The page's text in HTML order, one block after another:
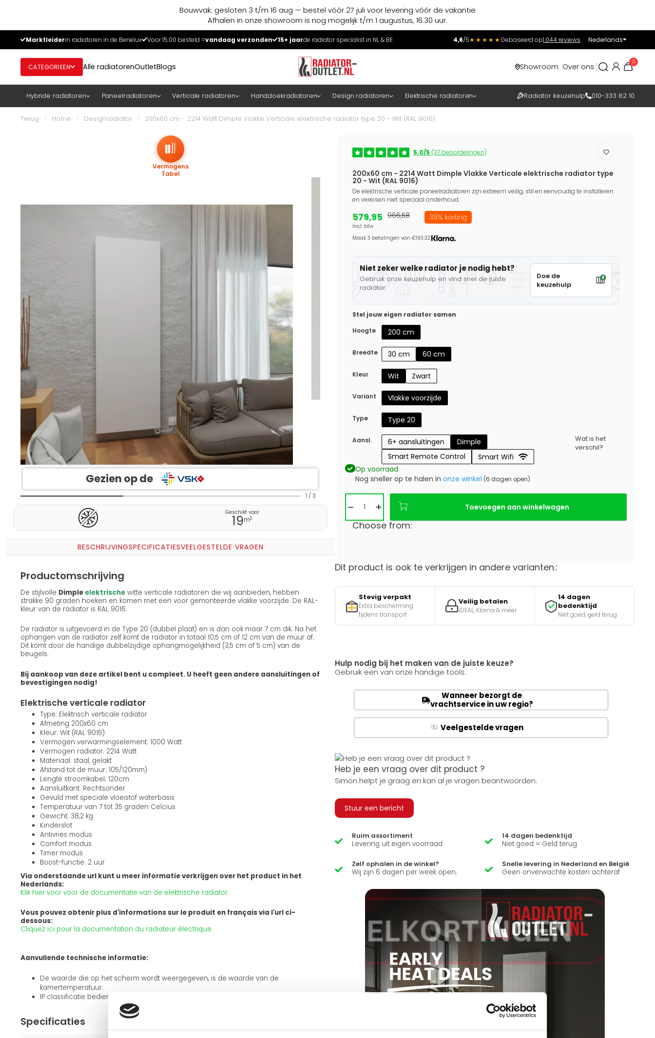
Bouwvak: gesloten 3 t/m 16 aug — bestel vóór 27 juli voor levering vóór de vakantie
Afhalen in onze showroom is nog mogelijk t/m 1 augustus, 16:30 uur.
Marktleiderin radiatoren in de Benelux Voor 15:00 besteld =vandaag verzonden 15+ jaarde radiator specialist in NL & BE 4,6/5★★★★★Gebaseerd op1.044 reviews Nederlands
CATEGORIEËN Alle radiatorenOutletBlogs Showroom Over ons
0
Hybride radiatoren Paneelradiatoren Verticale radiatoren Handdoekradiatoren Design radiatoren Elektrische radiatoren Radiator keuzehulp 010-333 82 10
Terug / Home / Designradiator / 200x60 cm - 2214 Watt Dimple Vlakke Verticale elektrische radiator type 20 - Wit (RAL 9016)
Gezien op de
Vermogens
Tabel
1 /3
Geschikt voor
19m2
BESCHRIJVINGSPECIFICATIESVEELGESTELDE VRAGEN
Productomschrijving
De stijlvolle Dimple elektrische witte verticale radiatoren die wij aanbieden, hebben
strakke 90 graden hoeken en komen met een voor gemonteerde vlakke voorzijde. De RAL-
kleur van de radiator is RAL 9016.
De radiator is uitgevoerd in de Type 20 (dubbel plaat) en is dan ook maar 7 cm dik. Na het
ophangen van de radiator zelf komt de radiator in totaal 10,5 cm of 12 cm van de muur af.
Dit komt door de handige dubbelzijdige ophangmogelijkheid (3,5 cm of 5 cm) van de
beugels.
Bij aankoop van deze artikel bent u compleet. U heeft geen andere aansluitingen of
bevestigingen nodig!
Elektrische verticale radiator
Type: Elektrisch verticale radiator
Afmeting 200x60 cm
Kleur: Wit (RAL 9016)
Vermogen verwarmingselement: 1000 Watt
Vermogen radiator: 2214 Watt
Materiaal: staal, gelakt
Afstand tot de muur: 105/120mm)
Lengte stroomkabel: 120cm
Aansluitkant: Rechtsonder
Gevuld met speciale vloeistof waterbasis
Temperatuur van 7 tot 35 graden Celcius
Gewicht: 38,2 kg
Kinderslot
Antivries modus
Comfort modus
Timer modus
Boost-functie: 2 uur
Via onderstaande url kunt u meer informatie verkrijgen over het product in het
Nederlands:
Klik hier voor voor de documentatie van de elektrische radiator.
Vous pouvez obtenir plus d'informations sur le produit en français via l'url ci-
dessous:
Cliquez ici pour la documentation du radiateur électrique
Aanvullende technische informatie:
De waarde die op het scherm wordt weergegeven, is de waarde van de
kamertemperatuur.
IP classificatie bedieningspaneel IP44
Specificaties
5.0/5 (37 beoordelingen)
200x60 cm - 2214 Watt Dimple Vlakke Verticale elektrische radiator type
20 - Wit (RAL 9016)
De elektrische verticale paneelradiatoren zijn extreem veilig, stil en eenvoudig te installeren
en vereisen niet speciaal onderhoud.
579,95
Incl. btw
966,58 39% korting
Maak 3 betalingen van €193,32.
Niet zeker welke radiator je nodig hebt?
Gebruik onze keuzehulp en vind snel de juiste
radiator.
Doe de
keuzehulp
Stel jouw eigen radiator samen
Hoogte
200 cm
Breedte 30 cm 60 cm
Kleur Wit Zwart
Variant Vlakke voorzijde
Type Type 20
Aansl. 6+ aansluitingen
Dimple
Smart Remote Control
Smart Wifi
Wat is het
verschil?
Op voorraad
Nog sneller op te halen in onze winkel (6 dagen open)
Toevoegen aan winkelwagen
Choose from:
Dit product is ook te verkrijgen in andere varianten.:
Stevig verpakt
Extra bescherming
tijdens transport
Veilig betalen
iDEAL, Klarna & meer
14 dagen
bedenktijd
Niet goed, geld terug
Hulp nodig bij het maken van de juiste keuze?
Gebruik een van onze handige tools.
Wanneer bezorgt de
vrachtservice in uw regio?
Q Veelgestelde vragen
Heb je een vraag over dit product ?
Simon helpt je graag en kan al je vragen beantwoorden.
Stuur een bericht
Ruim assortiment
Levering uit eigen voorraad
14 dagen bedenktijd
Niet goed = Geld terug
Zelf ophalen in de winkel?
Wij zijn 6 dagen per week open.
Snelle levering in Nederland en België
Geen onverwachte kosten achteraf